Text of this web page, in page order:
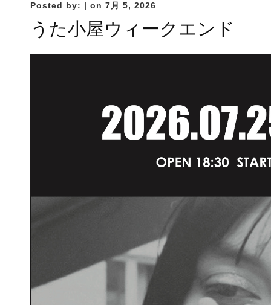
Posted by: | on 7月 5, 2026
うた小屋ウィークエンド